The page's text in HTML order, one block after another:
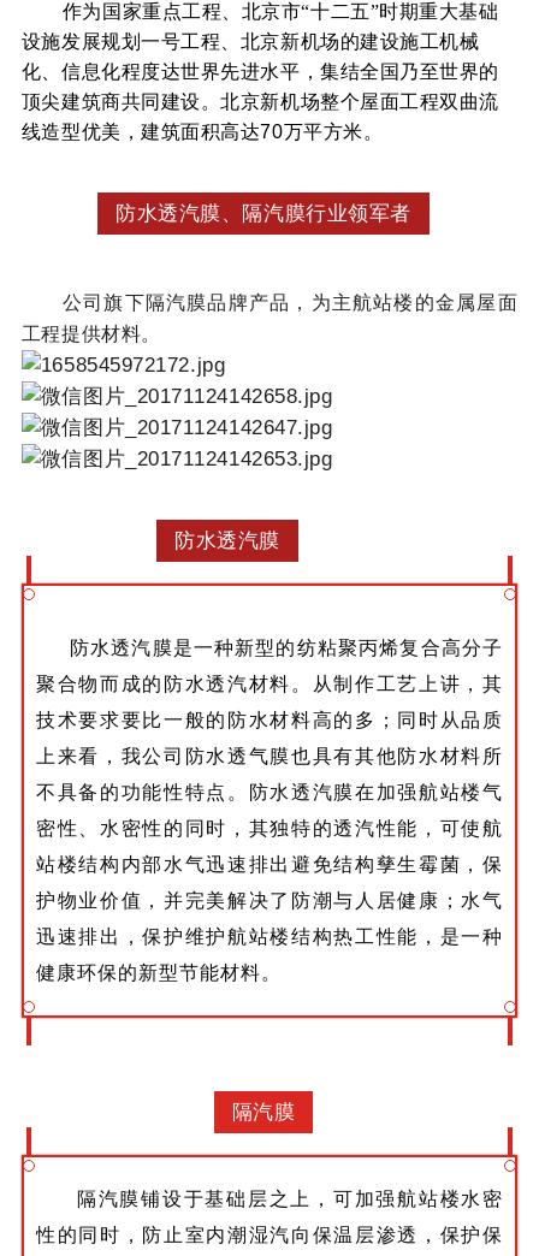
作为国家重点工程、北京市“十二五”时期重大基础
设施发展规划一号工程、北京新机场的建设施工机械
化、信息化程度达世界先进水平，集结全国乃至世界的
顶尖建筑商共同建设。北京新机场整个屋面工程双曲流
线造型优美，建筑面积高达70万平方米。
防水透汽膜、隔汽膜行业领军者
公司旗下隔汽膜品牌产品， 为主航站楼的金属屋面
工程提供材料。
防水透汽膜
防水透汽膜是一种新型的纺粘聚丙烯复合高分子
聚合物而成的防水透汽材料。从制作工艺上讲，其
技术要求要比一般的防水材料高的多；同时从品质
上来看，我公司防水透气膜也具有其他防水材料所
不具备的功能性特点。防水透汽膜在加强航站楼气
密性、水密性的同时，其独特的透汽性能，可使航
站楼结构内部水气迅速排出避免结构孳生霉菌，保
护物业价值，并完美解决了防潮与人居健康；水气
迅速排出，保护维护航站楼结构热工性能，是一种
健康环保的新型节能材料。
隔汽膜
隔汽膜铺设于基础层之上，可加强航站楼水密
性的同时，防止室内潮湿汽向保温层渗透，保护保